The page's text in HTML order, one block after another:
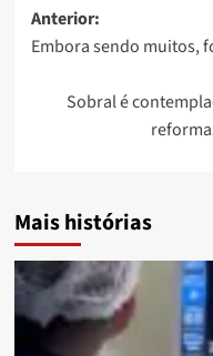
Anterior:
Embora sendo muitos,
Sobral é
Mais histórias